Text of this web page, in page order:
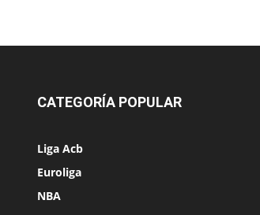
CATEGORÍA POPULAR
Liga Acb
Euroliga
NBA